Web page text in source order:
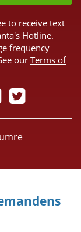
to receive text
Hotline.
frequency
our Terms of